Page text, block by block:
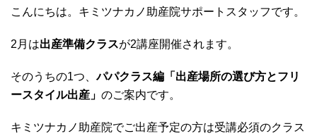
こんにちは。キミツナカノ助産院サポートスタッフです。
2月は出産準備クラスが2講座開催されます。
そのうちの1つ、パパクラス編「出産場所の選び方とフリ
ースタイル出産」 のご案内です。
キミツナカノ助産院でご出産予定の方は受講必須のクラス